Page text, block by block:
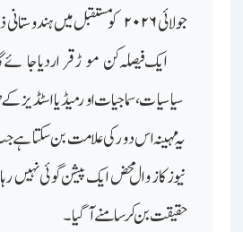
جولائی ۲۰۲۶ کو مستقبل میں
ایک فیصلہ کن موڑ قرار دیا
سیاسیات، سماجیات اور میڈیا اسٹڈیز
یہ مہینہ اس دور کی علامت بن سکتا ہے
نیوز کا زوال محض ایک پیشن گوئی نہیں
حقیقت بن کر سامنے آگیا۔